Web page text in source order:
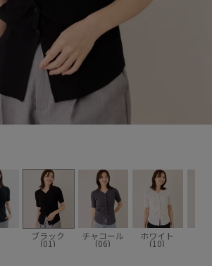
ブラック
(01)
チャコール
(06)
ホワイト
(10)